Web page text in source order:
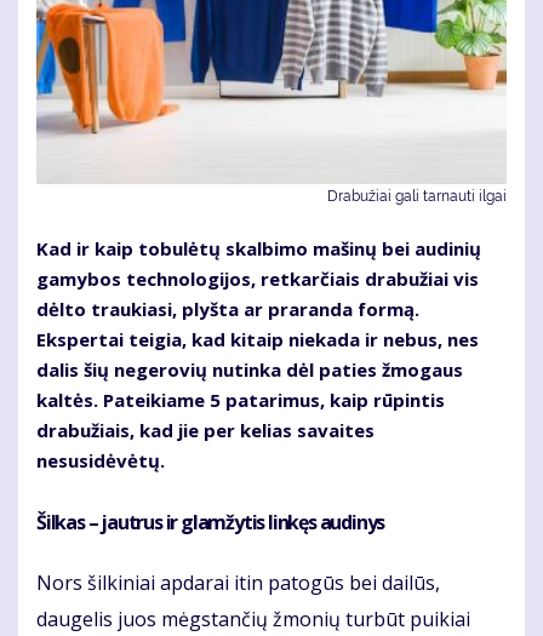
Drabužiai gali tarnauti ilgai
Kad ir kaip tobulėtų skalbimo mašinų bei audinių
gamybos technologijos, retkarčiais drabužiai vis
dėlto traukiasi, plyšta ar praranda formą.
Ekspertai teigia, kad kitaip niekada ir nebus, nes
dalis šių negerovių nutinka dėl paties žmogaus
kaltės. Pateikiame 5 patarimus, kaip rūpintis
drabužiais, kad jie per kelias savaites
nesusidėvėtų.
Šilkas – jautrus ir glamžytis linkęs audinys
Nors šilkiniai apdarai itin patogūs bei dailūs,
daugelis juos mėgstančių žmonių turbūt puikiai